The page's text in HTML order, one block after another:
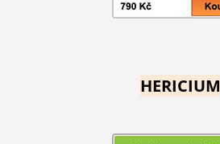
HERICIUM